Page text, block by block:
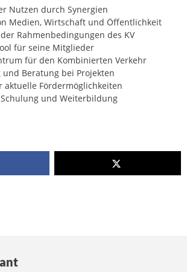
Nutzen durch Synergien
Medien, Wirtschaft und Öffentlichkeit
Rahmenbedingungen des KV
für seine Mitglieder
für den Kombinierten Verkehr
Beratung bei Projekten
aktuelle Fördermöglichkeiten
und Weiterbildung